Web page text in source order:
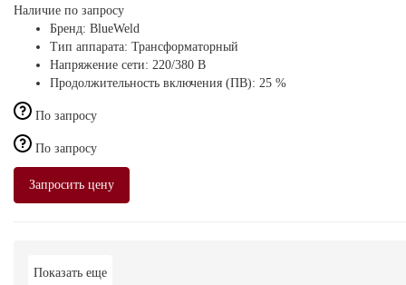
Наличие по запросу
Бренд: BlueWeld
Тип аппарата: Трансформаторный
Напряжение сети: 220/380 В
Продолжительность включения (ПВ): 25 %
По запросу
По запросу
Запросить цену
Показать еще